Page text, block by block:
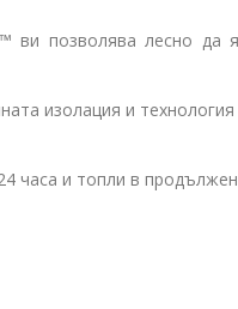
ви позволява лесно да
изолация и
часа и топли в